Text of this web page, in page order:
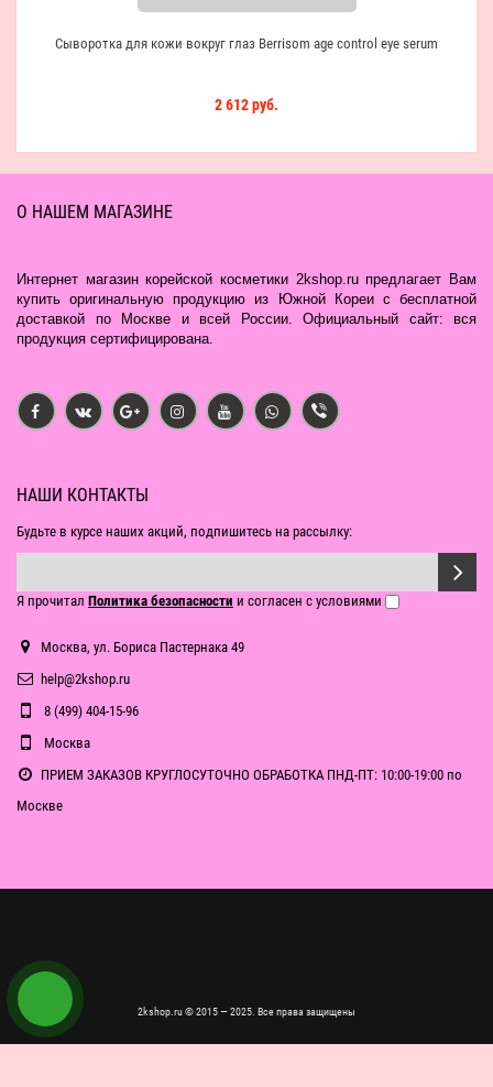
Сыворотка для кожи вокруг глаз Berrisom age control eye serum
2 612 руб.
О НАШЕМ МАГАЗИНЕ
Интернет магазин корейской косметики 2kshop.ru предлагает Вам
купить оригинальную продукцию из Южной Кореи с бесплатной
доставкой по Москве и всей России. Официальный сайт: вся
продукция сертифицирована.
НАШИ КОНТАКТЫ
Будьте в курсе наших акций, подпишитесь на рассылку:
Я прочитал Политика безопасности и согласен с условиями
Москва, ул. Бориса Пастернака 49
help@2kshop.ru
8 (499) 404-15-96
Москва
ПРИЕМ ЗАКАЗОВ КРУГЛОСУТОЧНО ОБРАБОТКА ПНД-ПТ: 10:00-19:00 по
Москве
2kshop.ru © 2015 — 2025. Все права защищены